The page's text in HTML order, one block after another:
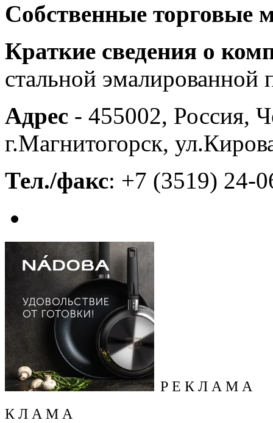
Собственные торговые
Краткие сведения о
стальной эмалированной
Адрес - 455002, Россия,
г.Магнитогорск,
Тел./факс: +7 (3519) 24-
Р Е К Л А М А
К Л А М А